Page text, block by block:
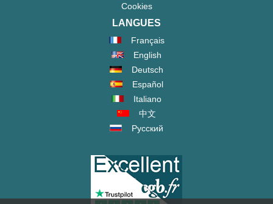
Cookies
LANGUES
Français
English
Deutsch
Español
Italiano
中文
Русский